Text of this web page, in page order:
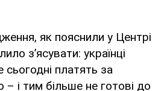
як пояснили у Центрі
з’ясувати: українці
платять за
– і тим більше не готові до